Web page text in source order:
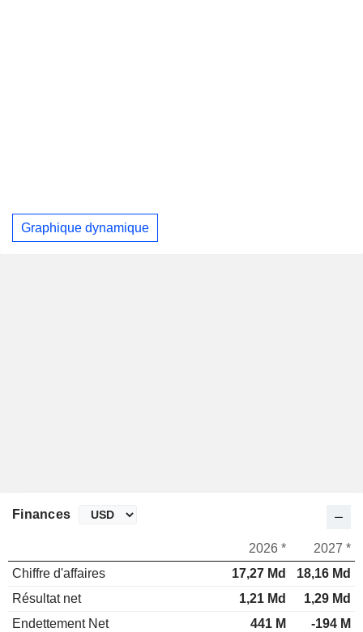
Graphique dynamique
Finances
2026 *
2027 *
Chiffre d'affaires
17,27 Md
18,16 Md
Résultat net
1,21 Md
1,29 Md
Endettement Net
441 M -194 M